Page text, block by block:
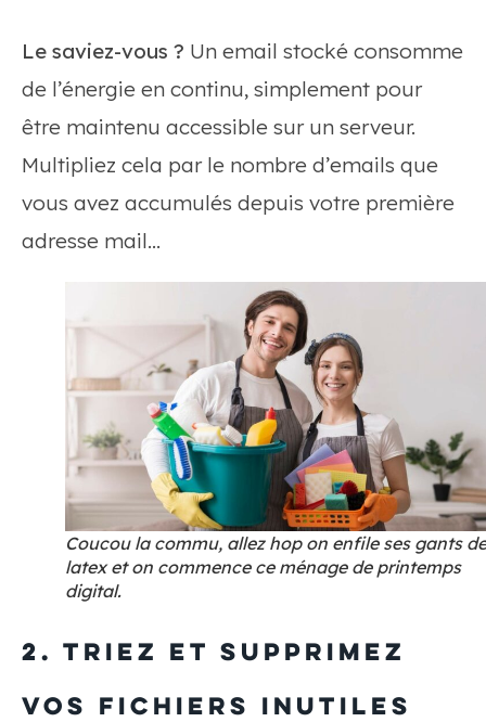
Le saviez-vous ? Un email stocké consomme
de l’énergie en continu, simplement pour
être maintenu accessible sur un serveur.
Multipliez cela par le nombre d’emails que
vous avez accumulés depuis votre première
adresse mail…
Coucou la commu, allez hop on enfile ses gants de
latex et on commence ce ménage de printemps
digital.
2. Triez et supprimez
vos fichiers inutiles